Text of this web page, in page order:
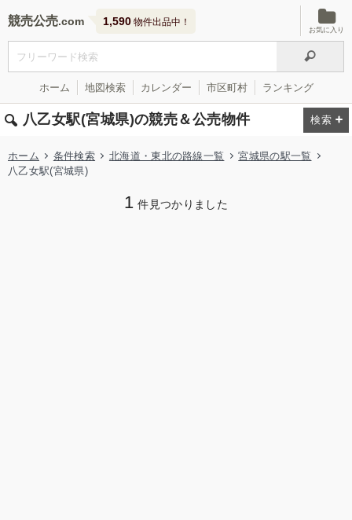
競売公売 1,590 物件出品中！
お気に入り
ホーム 地図検索 カレンダー 市区町村 ランキング
八乙女駅(宮城県)の競売＆公売物件
ホーム 条件検索 北海道・東北の路線一覧
宮城県の駅一覧
八乙女駅(宮城県)
1 件見つかりました